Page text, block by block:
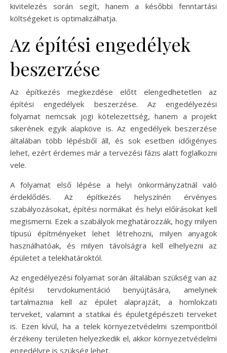
kivitelezés során segít, hanem a későbbi fenntartási
költségeket is optimalizálhatja.
Az építési engedélyek
beszerzése
Az építkezés megkezdése előtt elengedhetetlen az
építési engedélyek beszerzése. Az engedélyezési
folyamat nemcsak jogi kötelezettség, hanem a projekt
sikerének egyik alapköve is. Az engedélyek beszerzése
általában több lépésből áll, és sok esetben időigényes
lehet, ezért érdemes már a tervezési fázis alatt foglalkozni
vele.
A folyamat első lépése a helyi önkormányzatnál való
érdeklődés. Az építkezés helyszínén érvényes
szabályozásokat, építési normákat és helyi előírásokat kell
megismerni. Ezek a szabályok meghatározzák, hogy milyen
típusú építményeket lehet létrehozni, milyen anyagok
használhatóak, és milyen távolságra kell elhelyezni az
épületet a telekhatároktól.
Az engedélyezési folyamat során általában szükség van az
építési tervdokumentáció benyújtására, amelynek
tartalmaznia kell az épület alaprajzát, a homlokzati
terveket, valamint a statikai és épületgépészeti terveket
is. Ezen kívül, ha a telek környezetvédelmi szempontból
érzékeny területen helyezkedik el, akkor környezetvédelmi
engedélyre is szükség lehet.